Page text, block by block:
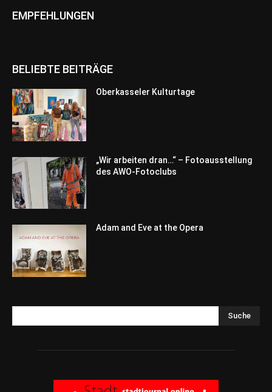
EMPFEHLUNGEN
BELIEBTE BEITRÄGE
Oberkasseler Kulturtage
„Wir arbeiten dran…“ – Fotoausstellung
des AWO-Fotoclubs
Adam and Eve at the Opera
Suche